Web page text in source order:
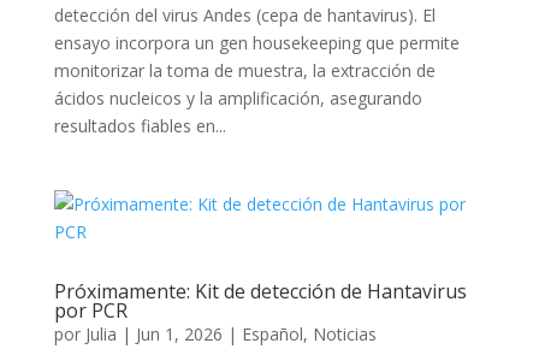
detección del virus Andes (cepa de hantavirus). El
ensayo incorpora un gen housekeeping que permite
monitorizar la toma de muestra, la extracción de
ácidos nucleicos y la amplificación, asegurando
resultados fiables en...
Próximamente: Kit de detección de Hantavirus
por PCR
por Julia | Jun 1, 2026 | Español, Noticias